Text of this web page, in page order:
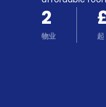
2
物业 起